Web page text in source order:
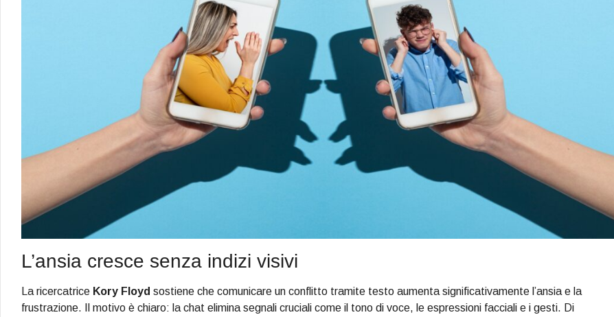
L’ansia cresce senza indizi visivi
La ricercatrice Kory Floyd sostiene che comunicare un conflitto tramite testo aumenta significativamente l’ansia e la
frustrazione. Il motivo è chiaro: la chat elimina segnali cruciali come il tono di voce, le espressioni facciali e i gesti. Di